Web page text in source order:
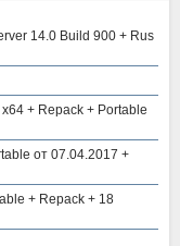
14.0 Build 900 + Rus
+ Repack + Portable
от 07.04.2017 +
+ Repack + 18